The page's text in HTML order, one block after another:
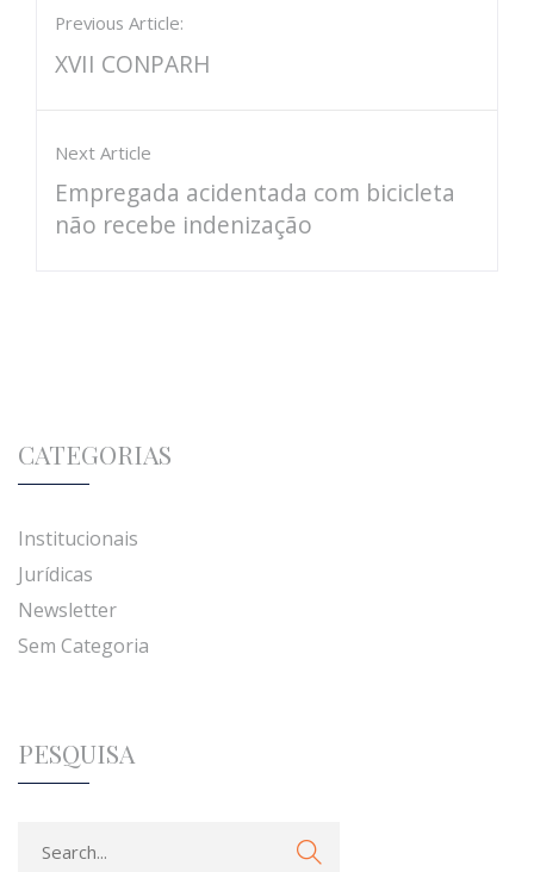
Previous Article:
XVII CONPARH
Next Article
Empregada acidentada com bicicleta
não recebe indenização
CATEGORIAS
Institucionais
Jurídicas
Newsletter
Sem Categoria
PESQUISA